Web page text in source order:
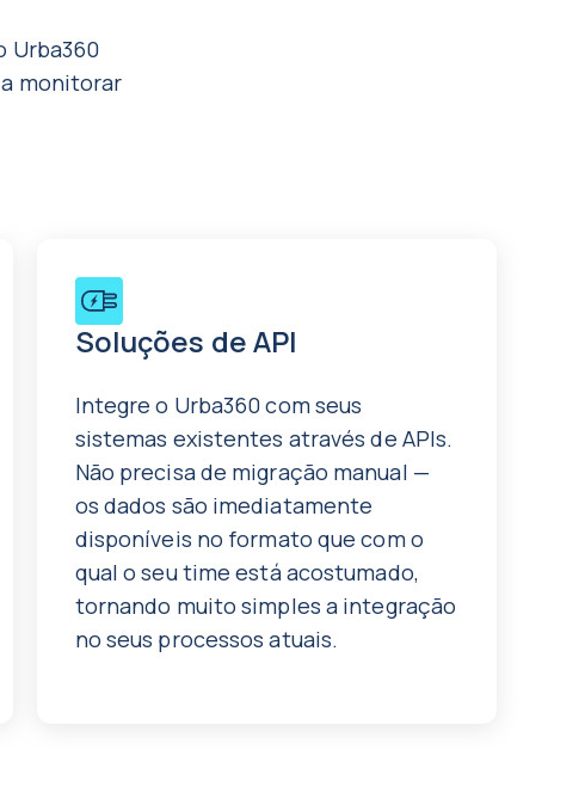
Urba360
monitorar
Soluções de API
Integre o Urba360 com seus
sistemas existentes através de APIs.
Não precisa de migração manual —
os dados são imediatamente
disponíveis no formato que com o
qual o seu time está acostumado,
tornando muito simples a integração
no seus processos atuais.